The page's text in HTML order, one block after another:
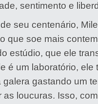
sentimento e
seu centenário,
o que soe mais
estúdio, que ele
é um laboratório,
galera gastando um
as loucuras. Isso,